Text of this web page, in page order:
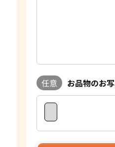
任意 お品物のお